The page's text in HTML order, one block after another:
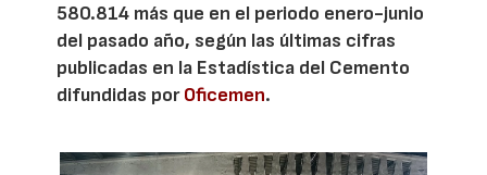
580.814 más que en el periodo enero-junio
del pasado año, según las últimas cifras
publicadas en la Estadística del Cemento
difundidas porOficemen.